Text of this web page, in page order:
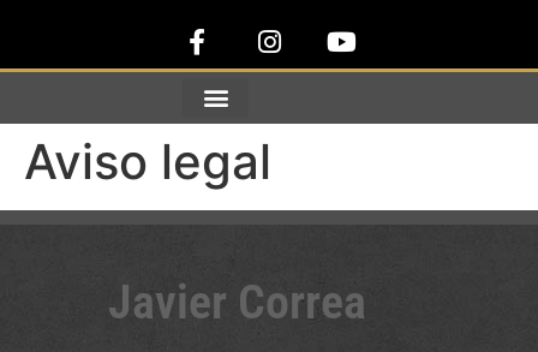
Aviso legal
Javier Correa